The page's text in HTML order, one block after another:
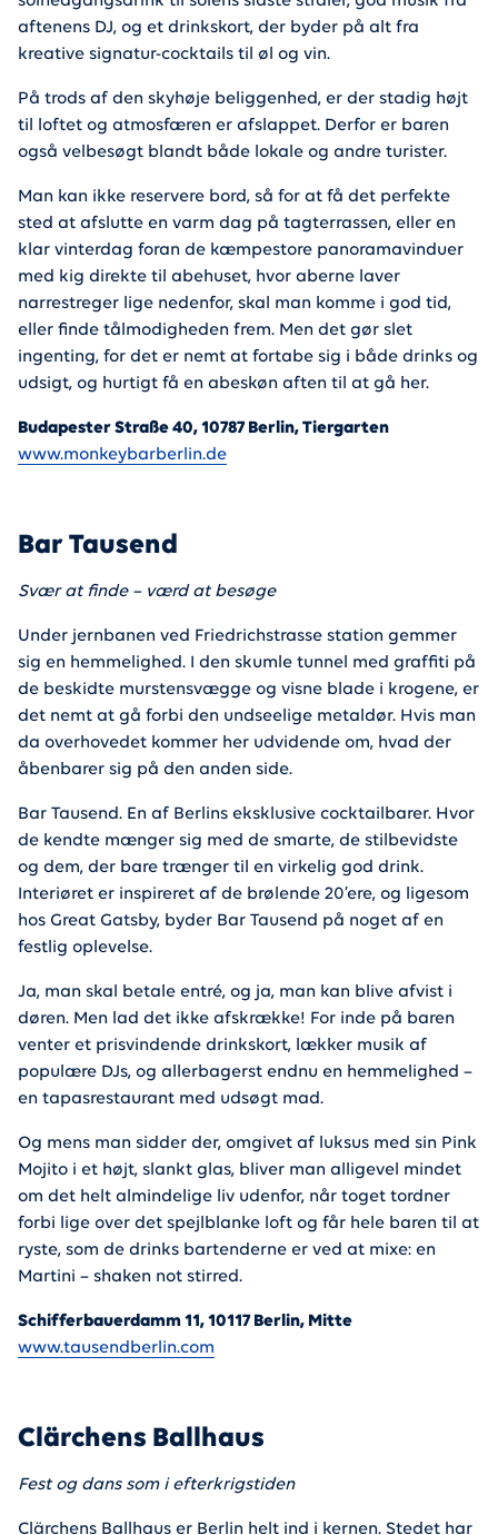
aftenens DJ, og et drinkskort, der byder på alt fra
kreative signatur-cocktails til øl og vin.
På trods af den skyhøje beliggenhed, er der stadig højt
til loftet og atmosfæren er afslappet. Derfor er baren
også velbesøgt blandt både lokale og andre turister.
Man kan ikke reservere bord, så for at få det perfekte
sted at afslutte en varm dag på tagterrassen, eller en
klar vinterdag foran de kæmpestore panoramavinduer
med kig direkte til abehuset, hvor aberne laver
narrestreger lige nedenfor, skal man komme i god tid,
eller finde tålmodigheden frem. Men det gør slet
ingenting, for det er nemt at fortabe sig i både drinks og
udsigt, og hurtigt få en abeskøn aften til at gå her.
Budapester Straße 40, 10787 Berlin, Tiergarten
www.monkeybarberlin.de
Bar Tausend
Svær at finde – værd at besøge
Under jernbanen ved Friedrichstrasse station gemmer
sig en hemmelighed. I den skumle tunnel med graffiti på
de beskidte murstensvægge og visne blade i krogene, er
det nemt at gå forbi den undseelige metaldør. Hvis man
da overhovedet kommer her udvidende om, hvad der
åbenbarer sig på den anden side.
Bar Tausend. En af Berlins eksklusive cocktailbarer. Hvor
de kendte mænger sig med de smarte, de stilbevidste
og dem, der bare trænger til en virkelig god drink.
Interiøret er inspireret af de brølende 20’ere, og ligesom
hos Great Gatsby, byder Bar Tausend på noget af en
festlig oplevelse.
Ja, man skal betale entré, og ja, man kan blive afvist i
døren. Men lad det ikke afskrække! For inde på baren
venter et prisvindende drinkskort, lækker musik af
populære DJs, og allerbagerst endnu en hemmelighed –
en tapasrestaurant med udsøgt mad.
Og mens man sidder der, omgivet af luksus med sin Pink
Mojito i et højt, slankt glas, bliver man alligevel mindet
om det helt almindelige liv udenfor, når toget tordner
forbi lige over det spejlblanke loft og får hele baren til at
ryste, som de drinks bartenderne er ved at mixe: en
Martini – shaken not stirred.
Schifferbauerdamm 11, 10117 Berlin, Mitte
www.tausendberlin.com
Clärchens Ballhaus
Fest og dans som i efterkrigstiden
Clärchens Ballhaus er Berlin helt ind i kernen. Stedet har